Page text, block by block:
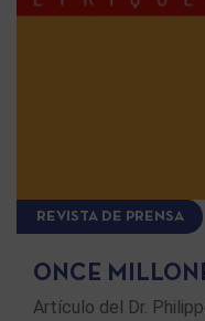
REVISTA DE PRENSA
ONCE
Artículo del Dr.